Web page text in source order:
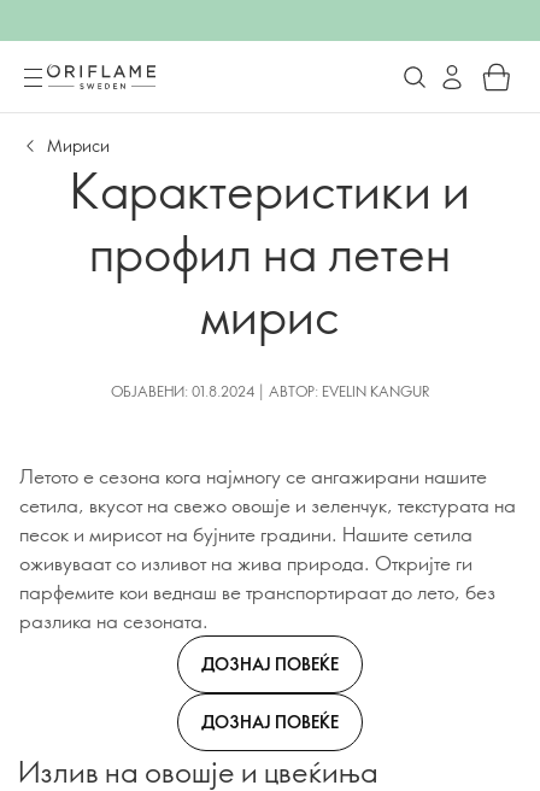
Мириси
Карактеристики и
профил на летен
мирис
ОБЈАВЕНИ: 01.8.2024 | АВТОР: EVELIN KANGUR
Летото е сезона кога најмногу се ангажирани нашите
сетила, вкусот на свежо овошје и зеленчук, текстурата на
песок и мирисот на бујните градини. Нашите сетила
оживуваат со изливот на жива природа. Откријте ги
парфемите кои веднаш ве транспортираат до лето, без
разлика на сезоната.
ДОЗНАЈ ПОВЕЌЕ
ДОЗНАЈ ПОВЕЌЕ
Излив на овошје и цвеќиња